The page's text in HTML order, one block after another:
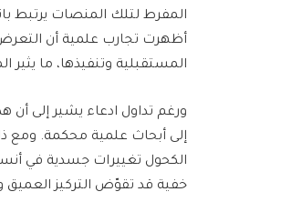
المفرط لتلك المنصات يرتبط
أظهرت تجارب علمية أن التعرض
المستقبلية وتنفيذها، ما يثير
ورغم تداول ادعاء يشير إلى أن
إلى أبحاث علمية محكمة. ومع
الكحول تغييرات جسدية في
خفية قد تقوّض التركيز العميق